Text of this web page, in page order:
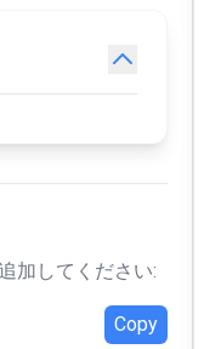
加してください:
Copy